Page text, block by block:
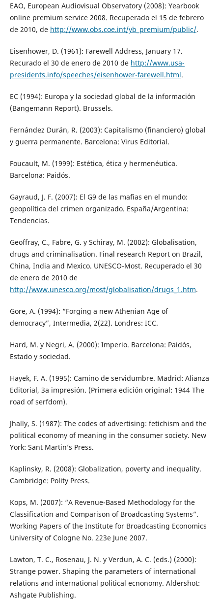
EAO, European Audiovisual Observatory (2008): Yearbook
online premium service 2008. Recuperado el 15 de febrero
de 2010, de http://www.obs.coe.int/yb_premium/public/.
Eisenhower, D. (1961): Farewell Address, January 17.
Recurado el 30 de enero de 2010 de http://www.usa-
presidents.info/speeches/eisenhower-farewell.html.
EC (1994): Europa y la sociedad global de la información
(Bangemann Report). Brussels.
Fernández Durán, R. (2003): Capitalismo (financiero) global
y guerra permanente. Barcelona: Virus Editorial.
Foucault, M. (1999): Estética, ética y hermenéutica.
Barcelona: Paidós.
Gayraud, J. F. (2007): El G9 de las mafias en el mundo:
geopolítica del crimen organizado. España/Argentina:
Tendencias.
Geoffray, C., Fabre, G. y Schiray, M. (2002): Globalisation,
drugs and criminalisation. Final research Report on Brazil,
China, India and Mexico. UNESCO-Most. Recuperado el 30
de enero de 2010 de
http://www.unesco.org/most/globalisation/drugs_1.htm.
Gore, A. (1994): “Forging a new Athenian Age of
democracy”, Intermedia, 2(22). Londres: ICC.
Hard, M. y Negri, A. (2000): Imperio. Barcelona: Paidós,
Estado y sociedad.
Hayek, F. A. (1995): Camino de servidumbre. Madrid: Alianza
Editorial, 3a impresión. (Primera edición original: 1944 The
road of serfdom).
Jhally, S. (1987): The codes of advertising: fetichism and the
political economy of meaning in the consumer society. New
York: Sant Martin’s Press.
Kaplinsky, R. (2008): Globalization, poverty and inequality.
Cambridge: Polity Press.
Kops, M. (2007): “A Revenue-Based Methodology for the
Classification and Comparison of Broadcasting Systems”.
Working Papers of the Institute for Broadcasting Economics
University of Cologne No. 223e June 2007.
Lawton, T. C., Rosenau, J. N. y Verdun, A. C. (eds.) (2000):
Strange power. Shaping the parameters of international
relations and international political ecnonomy. Aldershot:
Ashgate Publishing.